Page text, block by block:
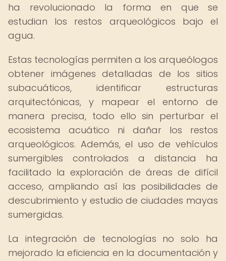
ha revolucionado la forma en que se
estudian los restos arqueológicos bajo el
agua.
Estas tecnologías permiten a los arqueólogos
obtener imágenes detalladas de los sitios
subacuáticos, identificar estructuras
arquitectónicas, y mapear el entorno de
manera precisa, todo ello sin perturbar el
ecosistema acuático ni dañar los restos
arqueológicos. Además, el uso de vehículos
sumergibles controlados a distancia ha
facilitado la exploración de áreas de difícil
acceso, ampliando así las posibilidades de
descubrimiento y estudio de ciudades mayas
sumergidas.
La integración de tecnologías no solo ha
mejorado la eficiencia en la documentación y